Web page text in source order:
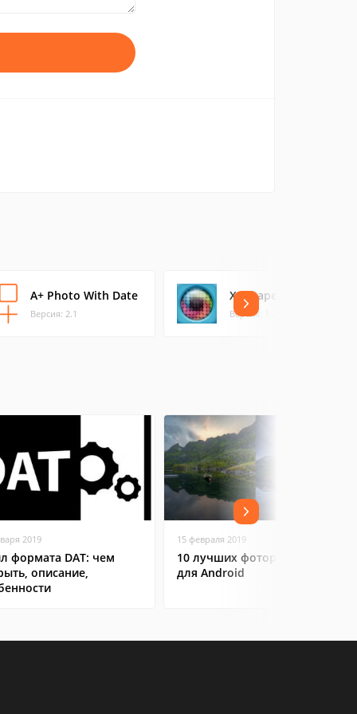
A+ Photo With Date
Версия: 2.1
XnShape
Версия: 1.22
2019
формата DAT: чем
описание,
15 февраля 2019
10 лучших фоторедакторов
для Android